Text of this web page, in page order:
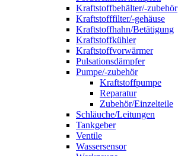
Kraftstoffbehälter/-zubehör
Kraftstofffilter/-gehäuse
Kraftstoffhahn/Betätigung
Kraftstoffkühler
Kraftstoffvorwärmer
Pulsationsdämpfer
Pumpe/-zubehör
Kraftstoffpumpe
Reparatur
Zubehör/Einzelteile
Schläuche/Leitungen
Tankgeber
Ventile
Wassersensor